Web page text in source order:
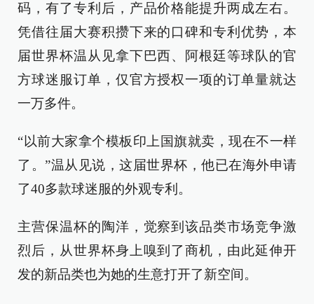
码，有了专利后，产品价格能提升两成左右。
凭借往届大赛积攒下来的口碑和专利优势，本
届世界杯温从见拿下巴西、阿根廷等球队的官
方球迷服订单，仅官方授权一项的订单量就达
一万多件。
“以前大家拿个模板印上国旗就卖，现在不一样
了。”温从见说，这届世界杯，他已在海外申请
了40多款球迷服的外观专利。
主营保温杯的陶洋，觉察到该品类市场竞争激
烈后，从世界杯身上嗅到了商机，由此延伸开
发的新品类也为她的生意打开了新空间。